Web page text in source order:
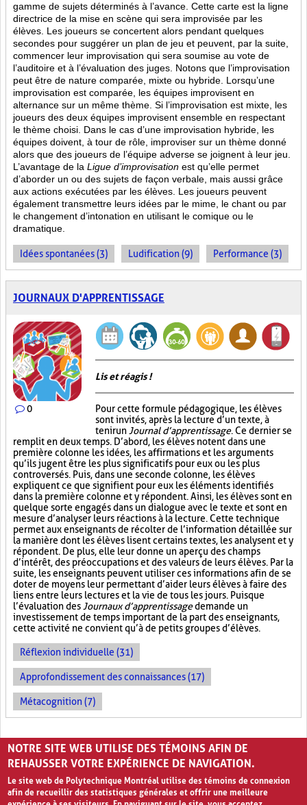
gamme de sujets déterminés à l’avance. Cette carte est la ligne
directrice de la mise en scène qui sera improvisée par les
élèves. Les joueurs se concertent alors pendant quelques
secondes pour suggérer un plan de jeu et peuvent, par la suite,
commencer leur improvisation qui sera soumise au vote de
l’auditoire et à l’évaluation des juges. Notons que l’improvisation
peut être de nature comparée, mixte ou hybride. Lorsqu’une
improvisation est comparée, les équipes improvisent en
alternance sur un même thème. Si l’improvisation est mixte, les
joueurs des deux équipes improvisent ensemble en respectant
le thème choisi. Dans le cas d’une improvisation hybride, les
équipes doivent, à tour de rôle, improviser sur un thème donné
alors que des joueurs de l’équipe adverse se joignent à leur jeu.
L’avantage de la Ligue d’improvisation est qu’elle permet
d’aborder un ou des sujets de façon verbale, mais aussi grâce
aux actions exécutées par les élèves. Les joueurs peuvent
également transmettre leurs idées par le mime, le chant ou par
le changement d’intonation en utilisant le comique ou le
dramatique.
Idées spontanées (3) Ludification (9) Performance (3)
JOURNAUX D'APPRENTISSAGE
0
Lis et réagis !
Pour cette formule pédagogique, les élèves
sont invités, après la lecture d’un texte, à
tenir un Journal d’apprentissage. Ce dernier se
remplit en deux temps. D’abord, les élèves notent dans une
première colonne les idées, les affirmations et les arguments
qu’ils jugent être les plus significatifs pour eux ou les plus
controversés. Puis, dans une seconde colonne, les élèves
expliquent ce que signifient pour eux les éléments identifiés
dans la première colonne et y répondent. Ainsi, les élèves sont en
quelque sorte engagés dans un dialogue avec le texte et sont en
mesure d’analyser leurs réactions à la lecture. Cette technique
permet aux enseignants de récolter de l’information détaillée sur
la manière dont les élèves lisent certains textes, les analysent et y
répondent. De plus, elle leur donne un aperçu des champs
d’intérêt, des préoccupations et des valeurs de leurs élèves. Par la
suite, les enseignants peuvent utiliser ces informations afin de se
doter de moyens leur permettant d’aider leurs élèves à faire des
liens entre leurs lectures et la vie de tous les jours. Puisque
l’évaluation des Journaux d’apprentissagedemande un
investissement de temps important de la part des enseignants,
cette activité ne convient qu’à de petits groupes d’élèves.
Réflexion individuelle (31)
Approfondissement des connaissances (17)
Métacognition (7)
PAGES
1 2 › »
NOTRE SITE WEB UTILISE DES TÉMOINS AFIN DE
REHAUSSER VOTRE EXPÉRIENCE DE NAVIGATION.
Le site web de Polytechnique Montréal utilise des témoins de connexion
afin de recueillir des statistiques générales et offrir une meilleure